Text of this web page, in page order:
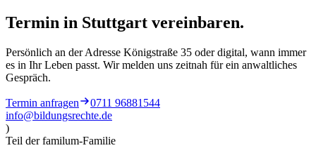
Termin in Stuttgart vereinbaren.
Persönlich an der Adresse Königstraße 35 oder digital, wann immer
es in Ihr Leben passt. Wir melden uns zeitnah für ein anwaltliches
Gespräch.
Termin anfragen
0711 96881544
info@bildungsrechte.de
)
Teil der familum-Familie